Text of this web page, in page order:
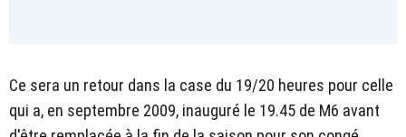
Ce sera un retour dans la case du 19/20 heures pour celle
qui a, en septembre 2009, inauguré le 19.45 de M6 avant